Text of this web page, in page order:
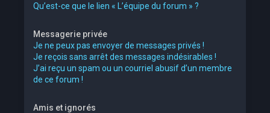
Qu’est-ce que le lien « L’équipe du forum » ?
Messagerie privée
Je ne peux pas envoyer de messages privés !
Je reçois sans arrêt des messages indésirables !
J’ai reçu un spam ou un courriel abusif d’un membre
de ce forum !
Amis et ignorés